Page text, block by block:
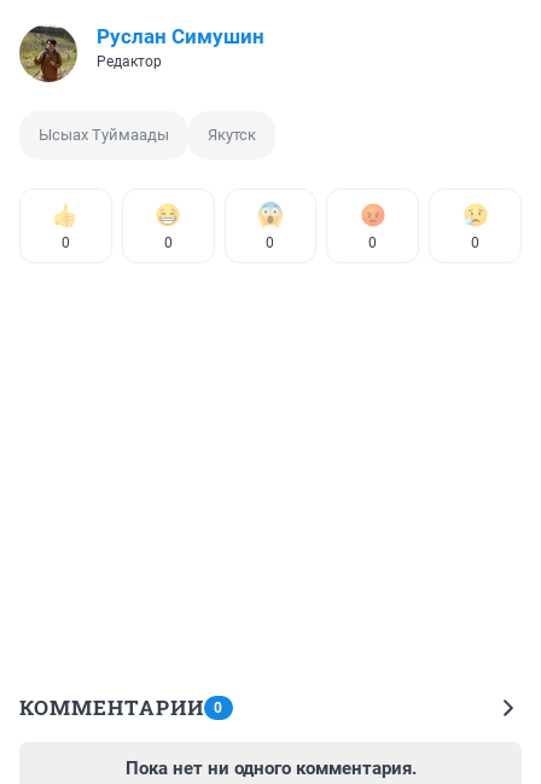
Руслан Симушин
Редактор
Ысыах Туймаады Якутск
0 0 0 0 0
КОММЕНТАРИИ 0
Пока нет ни одного комментария.